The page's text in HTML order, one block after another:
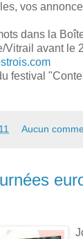
vos
dans la
avant le
festival
Aucun